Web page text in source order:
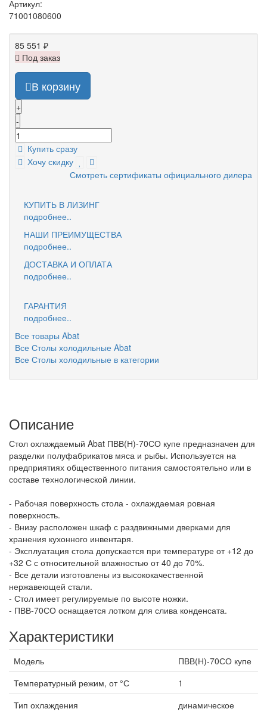
Артикул:
71001080600
85 551 ₽
Под заказ
В корзину
+
-
Купить сразу
Хочу скидку
Смотреть сертификаты официального дилера
КУПИТЬ В ЛИЗИНГ
подробнее..
НАШИ ПРЕИМУЩЕСТВА
подробнее..
ДОСТАВКА И ОПЛАТА
подробнее..
ГАРАНТИЯ
подробнее..
Все товары Abat
Все Столы холодильные Abat
Все Столы холодильные в категории
Описание
Стол охлаждаемый Abat ПВВ(Н)-70СО купе предназначен для
разделки полуфабрикатов мяса и рыбы. Используется на
предприятиях общественного питания самостоятельно или в
составе технологической линии.
- Рабочая поверхность стола - охлаждаемая ровная
поверхность.
- Внизу расположен шкаф с раздвижными дверками для
хранения кухонного инвентаря.
- Эксплуатация стола допускается при температуре от +12 до
+32 С с относительной влажностью от 40 до 70%.
- Все детали изготовлены из высококачественной
нержавеющей стали.
- Стол имеет регулируемые по высоте ножки.
- ПВВ-70СО оснащается лотком для слива конденсата.
Характеристики
Модель
ПВВ(Н)-70СО купе
Температурный режим, от °С
1
Тип охлаждения
динамическое